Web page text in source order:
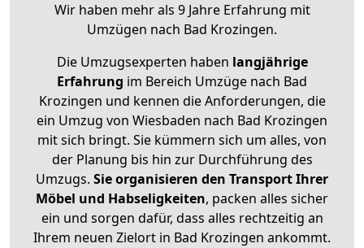
Wir haben mehr als 9 Jahre Erfahrung mit
Umzügen nach Bad Krozingen.
Die Umzugsexperten haben langjährige
Erfahrung im Bereich Umzüge nach Bad
Krozingen und kennen die Anforderungen, die
ein Umzug von Wiesbaden nach Bad Krozingen
mit sich bringt. Sie kümmern sich um alles, von
der Planung bis hin zur Durchführung des
Umzugs. Sie organisieren den Transport Ihrer
Möbel und Habseligkeiten, packen alles sicher
ein und sorgen dafür, dass alles rechtzeitig an
Ihrem neuen Zielort in Bad Krozingen ankommt.